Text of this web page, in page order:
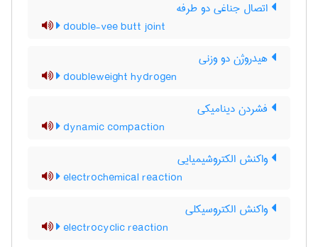
اتصال جناغی دو طرفه
double-vee butt joint
هیدروژن دو وزنی
doubleweight hydrogen
فشردن دینامیکی
dynamic compaction
واکنش الکتروشیمیایی
electrochemical reaction
واکنش الکتروسیکلی
electrocyclic reaction